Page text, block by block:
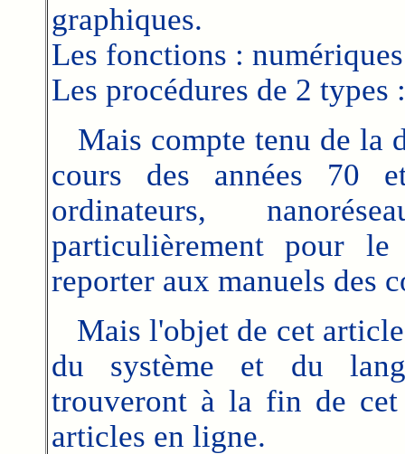
graphiques.
Les fonctions :
Les procédures de 2
Mais compte tenu de la
cours des années 70
ordinateurs,
particulièrement pour
reporter aux manuels des
Mais l'objet de cet article
du système et du
trouveront à la fin de
articles en ligne.